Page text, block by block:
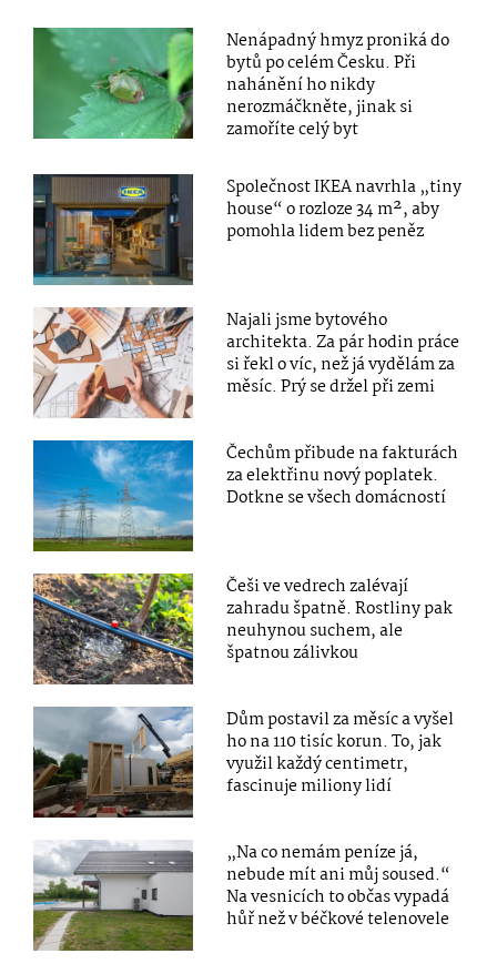
Nenápadný hmyz proniká do
bytů po celém Česku. Při
nahánění ho nikdy
nerozmáčkněte, jinak si
zamoříte celý byt
Společnost IKEA navrhla „tiny
house“ o rozloze 34 m², aby
pomohla lidem bez peněz
Najali jsme bytového
architekta. Za pár hodin práce
si řekl o víc, než já vydělám za
měsíc. Prý se držel při zemi
Čechům přibude na fakturách
za elektřinu nový poplatek.
Dotkne se všech domácností
Češi ve vedrech zalévají
zahradu špatně. Rostliny pak
neuhynou suchem, ale
špatnou zálivkou
Dům postavil za měsíc a vyšel
ho na 110 tisíc korun. To, jak
využil každý centimetr,
fascinuje miliony lidí
„Na co nemám peníze já,
nebude mít ani můj soused.“
Na vesnicích to občas vypadá
hůř než v béčkové telenovele